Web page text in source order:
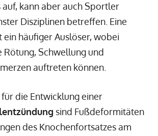
kann aber auch Sportler
Disziplinen betreffen. Eine
ein häufiger Auslöser, wobei
Schwellung und
auftreten können.
die Entwicklung einer
sind Fußdeformitäten
des Knochenfortsatzes am